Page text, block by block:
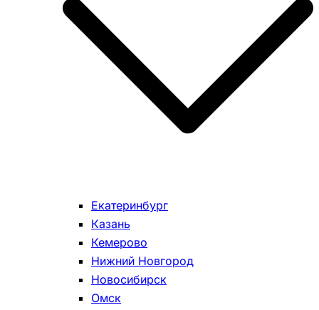
Екатеринбург
Казань
Кемерово
Нижний Новгород
Новосибирск
Омск